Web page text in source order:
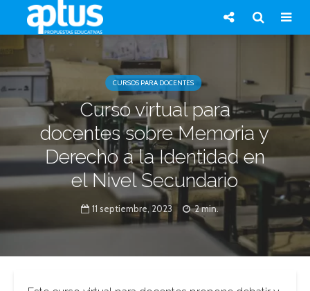
CURSOS PARA DOCENTES
Curso virtual para
docentes sobre Memoria y
Derecho a la Identidad en
el Nivel Secundario
11 septiembre, 2023 2 min.